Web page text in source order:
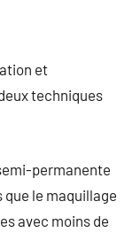
et
techniques
permanente
que le maquillage
avec moins de